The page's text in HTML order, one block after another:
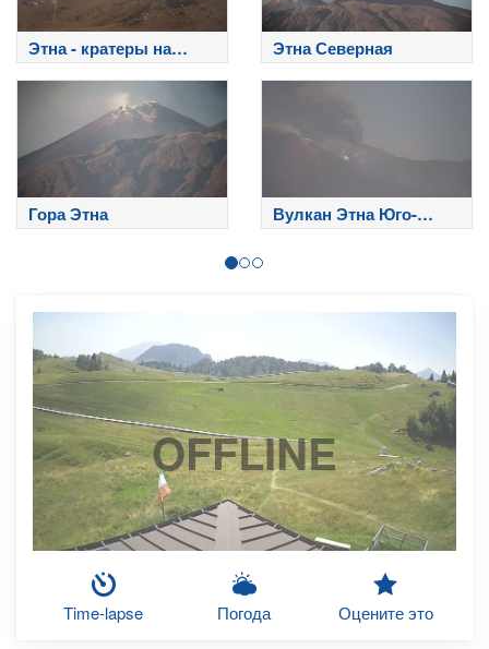
Этна - кратеры на
вершине
Этна Северная
Гора Этна
Вулкан Этна Юго-
Восток
OFFLINE
Time-lapse Погода Оцените это